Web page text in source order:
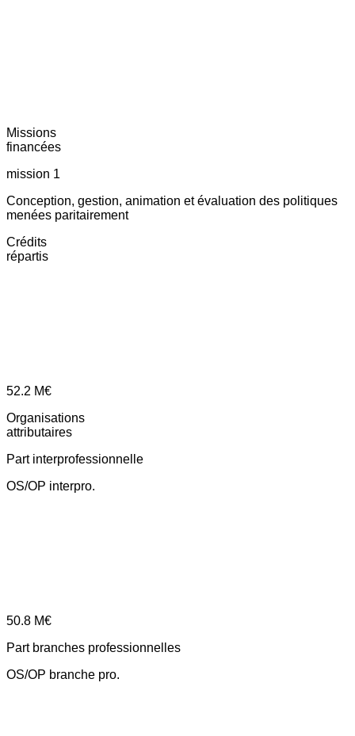
Missions
financées
mission 1
Conception, gestion, animation et évaluation des politiques
menées paritairement
Crédits
répartis
52.2 M€
Organisations
attributaires
Part interprofessionnelle
OS/OP interpro.
50.8 M€
Part branches professionnelles
OS/OP branche pro.